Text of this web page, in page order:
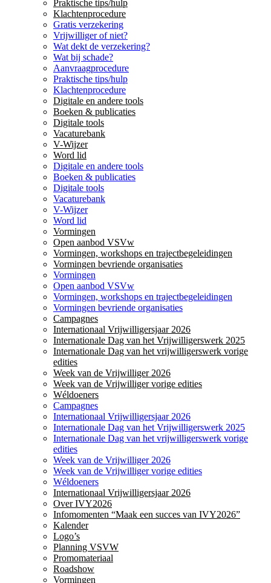
Praktische tips/hulp
Klachtenprocedure
Gratis verzekering
Vrijwilliger of niet?
Wat dekt de verzekering?
Wat bij schade?
Aanvraagprocedure
Praktische tips/hulp
Klachtenprocedure
Digitale en andere tools
Boeken & publicaties
Digitale tools
Vacaturebank
V-Wijzer
Word lid
Digitale en andere tools
Boeken & publicaties
Digitale tools
Vacaturebank
V-Wijzer
Word lid
Vormingen
Open aanbod VSVw
Vormingen, workshops en trajectbegeleidingen
Vormingen bevriende organisaties
Vormingen
Open aanbod VSVw
Vormingen, workshops en trajectbegeleidingen
Vormingen bevriende organisaties
Campagnes
Internationaal Vrijwilligersjaar 2026
Internationale Dag van het Vrijwilligerswerk 2025
Internationale Dag van het vrijwilligerswerk vorige
edities
Week van de Vrijwilliger 2026
Week van de Vrijwilliger vorige edities
Wéldoeners
Campagnes
Internationaal Vrijwilligersjaar 2026
Internationale Dag van het Vrijwilligerswerk 2025
Internationale Dag van het vrijwilligerswerk vorige
edities
Week van de Vrijwilliger 2026
Week van de Vrijwilliger vorige edities
Wéldoeners
Internationaal Vrijwilligersjaar 2026
Over IVY2026
Infomomenten “Maak een succes van IVY2026”
Kalender
Logo’s
Planning VSVW
Promomateriaal
Roadshow
Vormingen